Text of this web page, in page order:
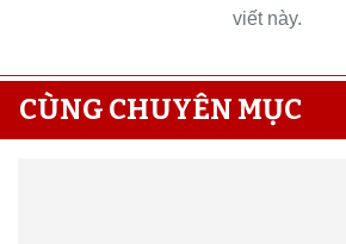
viết này.
CÙNG CHUYÊN MỤC